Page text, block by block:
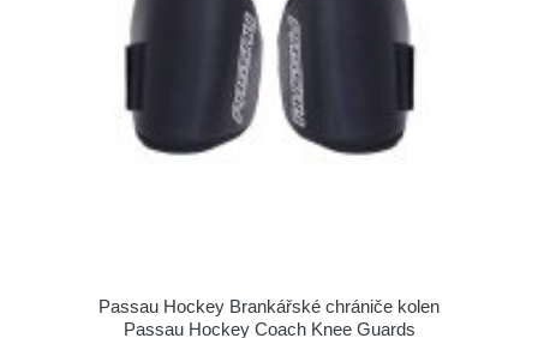
Passau Hockey Brankářské chrániče kolen
Passau Hockey Coach Knee Guards